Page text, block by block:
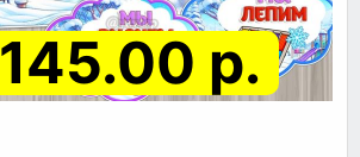
145.00 р.